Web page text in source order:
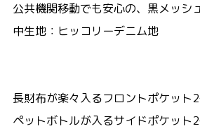
公共機関移動でも安心の、黒メッシ
中生地：ヒッコリーデニム地
長財布が楽々入るフロントポケット
ペットボトルが入るサイドポケッ